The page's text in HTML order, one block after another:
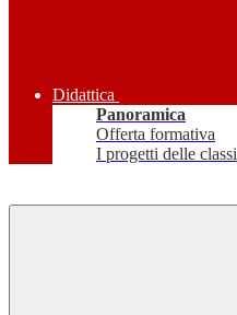
Didattica
Panoramica
Offerta formativa
I progetti delle classi